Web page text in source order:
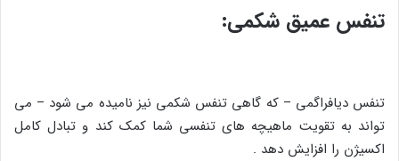
تنفس عمیق شکمی:
تنفس دیافراگمی – که گاهی تنفس شکمی نیز نامیده می شود – می
تواند به تقویت ماهیچه های تنفسی شما کمک کند و تبادل کامل
اکسیژن را افزایش دهد .